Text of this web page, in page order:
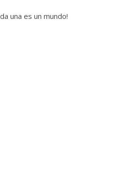
una es un mundo!